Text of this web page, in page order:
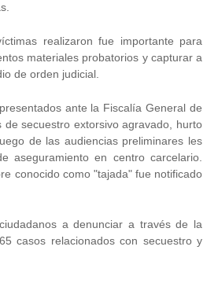
realizaron fue importante para
materiales probatorios y capturar a
de orden judicial.
ante la Fiscalía General de
de secuestro extorsivo agravado, hurto
de las audiencias preliminares les
aseguramiento en centro carcelario.
conocido como "tajada" fue notificado
a denunciar a través de la
casos relacionados con secuestro y